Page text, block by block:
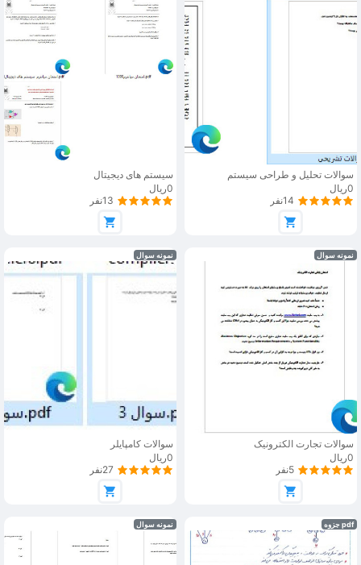
سوالات تحلیل و طراحی سیستم
0ریال
14نفر
سیستم های دیجیتال
0ریال
13نفر
نمونه سوال
سوالات تجارت الکترونیک
0ریال
5نفر
نمونه سوال
سوالات کامپایلر
0ریال
27نفر
pdf جزوه نمونه سوال